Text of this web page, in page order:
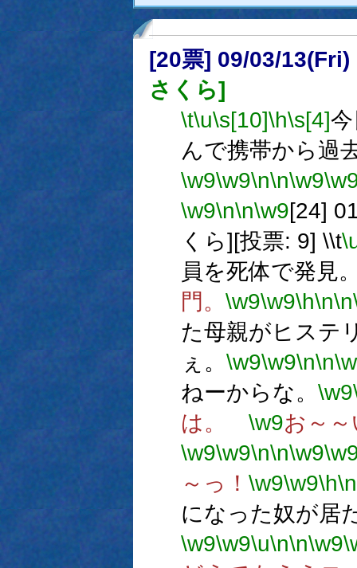
[20票] 09/03/
さくら]
\t\u\s[10]\h\s[4]
んで携帯から過
\w9\w9\n\n\w9
\w9\n\n\w9[24]
くら][投票: 9] \\t
員を死体で発見
門。 \w9\w9\h\n\n
た母親がヒステ
ぇ。 \w9\w9\n\n
ねーからな。 \w9
は。 \w9お～
\w9\w9\n\n\w9
～っ！ \w9\w9\h\n
になった奴が居
\w9\w9\u\n\n\w9